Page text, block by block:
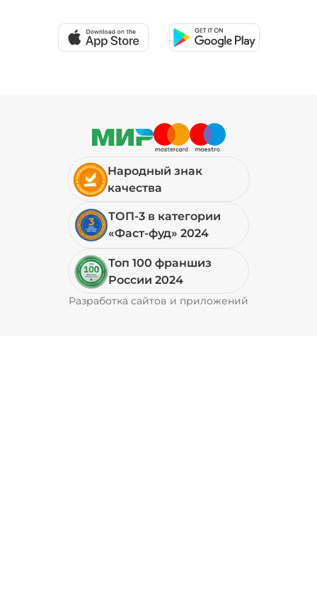
Народный знак
качества
ТОП-3 в категории
«Фаст-фуд» 2024
Топ 100 франшиз
России 2024
Разработка сайтов и приложений
Pyrobyte